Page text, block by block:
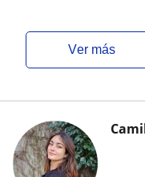
ver más